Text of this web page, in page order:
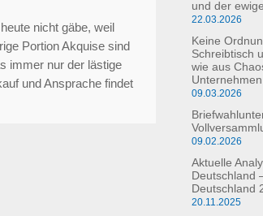
und der
22.03.2026
Keine
Schreibtisch
wie aus
09.03.2026
09.02.2026
Aktuelle
Deutschland
Deutschland
20.11.2025
nicht gäbe, weil
Portion Akquise sind
immer nur der lästige
und Ansprache findet